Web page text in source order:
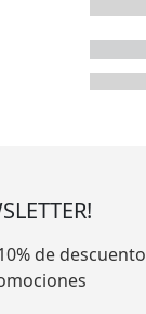
de descuento